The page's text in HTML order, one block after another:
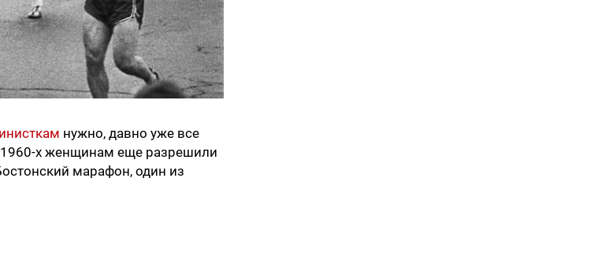
нужно, давно уже все
х женщинам еще разрешили
марафон, один из